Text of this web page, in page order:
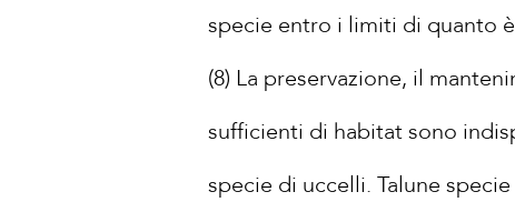
specie entro i limiti di quanto
(8) La preservazione, il
sufficienti di habitat sono
specie di uccelli. Talune